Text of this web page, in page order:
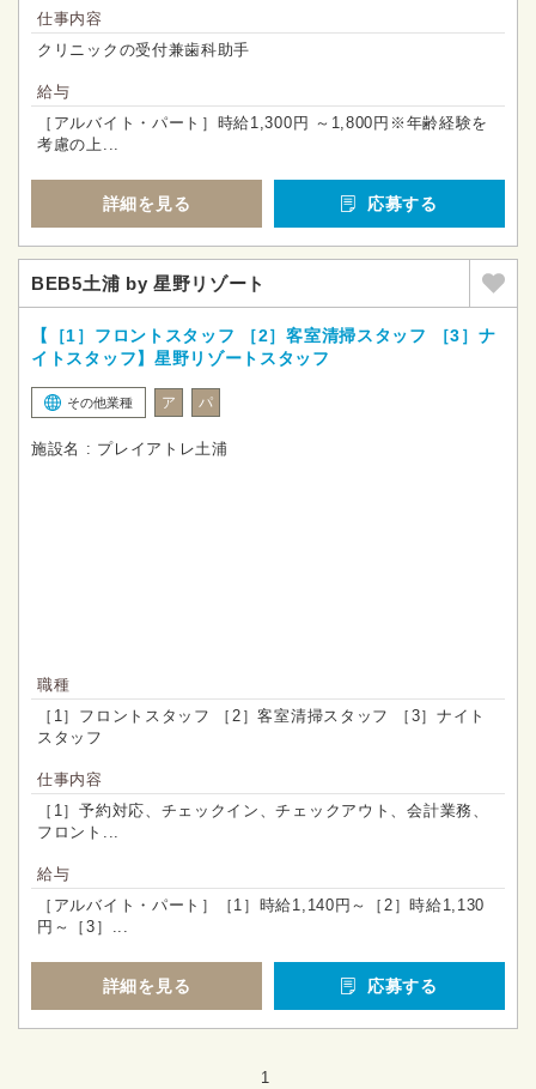
仕事内容
クリニックの受付兼歯科助手
給与
［アルバイト・パート］時給1,300円 ～1,800円※年齢経験を
考慮の上...
詳細を見る 応募する
BEB5土浦 by 星野リゾート
【［1］フロントスタッフ ［2］客室清掃スタッフ ［3］ナ
イトスタッフ】星野リゾートスタッフ
その他業種 ア パ
施設名 : プレイアトレ土浦
職種
［1］フロントスタッフ ［2］客室清掃スタッフ ［3］ナイト
スタッフ
仕事内容
［1］予約対応、チェックイン、チェックアウト、会計業務、
フロント...
給与
［アルバイト・パート］［1］時給1,140円～［2］時給1,130
円～［3］...
詳細を見る 応募する
1